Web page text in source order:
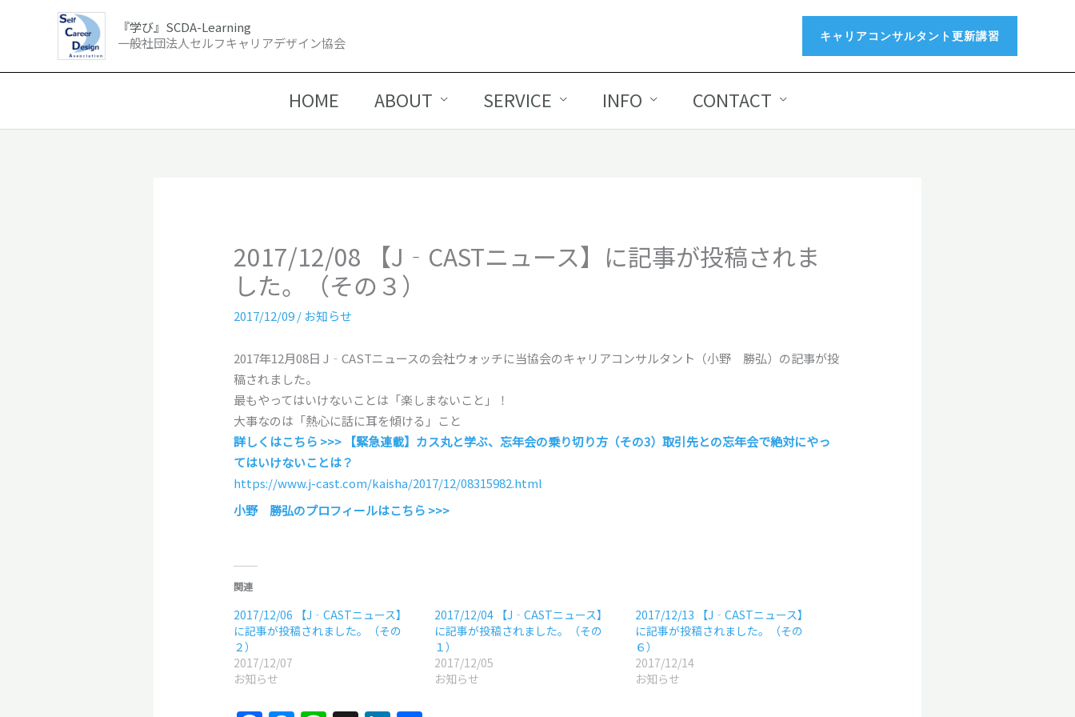
ス
プ
『学び』SCDA-Learning
一般社団法人セルフキャリアデザイン協会
キャリアコンサルタント更新講習
HOME ABOUT SERVICE INFO CONTACT
2017/12/08 【J‐CASTニュース】に記事が投稿されま
した。（その３）
2017/12/09/ お知らせ
2017年12月08日 J‐CASTニュースの会社ウォッチに当協会のキャリアコンサルタント（小野 勝弘）の記事が投
稿されました。
最もやってはいけないことは「楽しまないこと」！
大事なのは「熱心に話に耳を傾ける」こと
詳しくはこちら >>> 【緊急連載】カス丸と学ぶ、忘年会の乗り切り方（その3）取引先との忘年会で絶対にやっ
てはいけないことは？
https://www.j-cast.com/kaisha/2017/12/08315982.html
小野 勝弘のプロフィールはこちら >>>
関連
2017/12/06 【J‐CASTニュース】
に記事が投稿されました。（その
２）
2017/12/07
お知らせ
2017/12/04 【J‐CASTニュース】
に記事が投稿されました。（その
１）
2017/12/05
お知らせ
2017/12/13 【J‐CASTニュース】
に記事が投稿されました。（その
６）
2017/12/14
お知らせ